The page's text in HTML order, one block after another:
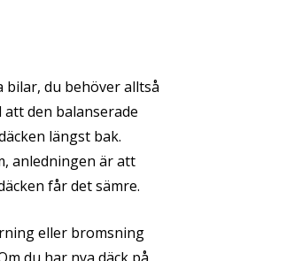
du behöver alltså
den balanserade
längst bak.
anledningen är att
får det sämre.
eller bromsning